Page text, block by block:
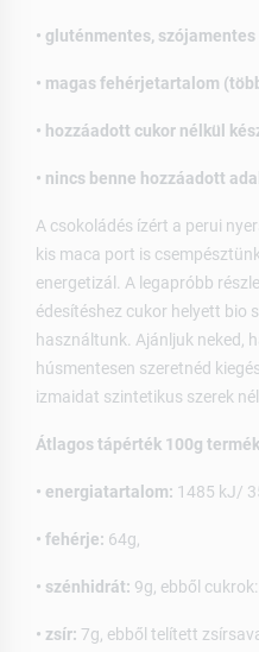
• gluténmentes, szójamentes
• magas fehérjetartalom
• hozzáadott cukor nélkül
• nincs benne hozzáadott
A csokoládés ízért a perui
kis maca port is
energetizál. A legapróbb
édesítéshez cukor helyett bio
használtunk. Ajánljuk neked,
húsmentesen szeretnéd
izmaidat szintetikus szerek
Átlagos tápérték 100g
• energiatartalom: 1485 kJ/
• fehérje: 64g,
• szénhidrát: 9g, ebből cukrok:
• zsír: 7g, ebből telített